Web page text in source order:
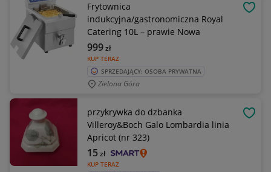
Frytownica
indukcyjna/gastronomiczna Royal
Catering 10L – prawie Nowa
KUP TERAZ
999zł
SPRZEDAJĄCY: OSOBA PRYWATNA
Zielona Góra
przykrywka do dzbanka
Villeroy&Boch Galo Lombardia linia
Apricot (nr 323)
KUP TERAZ
15zł